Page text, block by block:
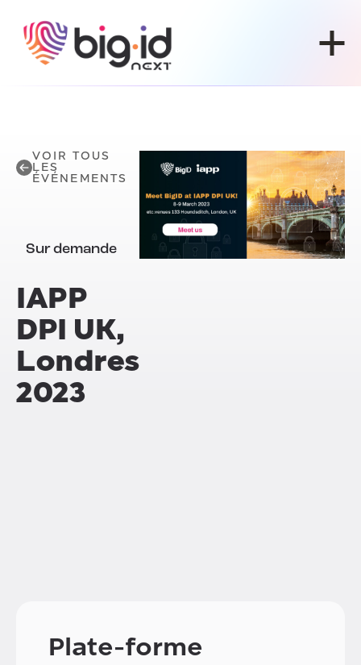
VOIR TOUS
LES
ÉVÉNEMENTS
Sur demande
IAPP
DPI UK,
Londres
2023
Plate-forme